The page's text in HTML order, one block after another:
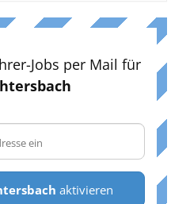
Jobs per Mail für
aktivieren